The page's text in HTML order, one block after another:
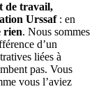
de travail,
Urssaf: en
rien. Nous sommes
d’un
liées à
pas. Vous
vous l’aviez